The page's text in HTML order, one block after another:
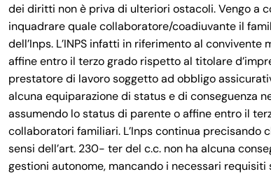
dei diritti non è priva di ulteriori ostacoli. Vengo a
inquadrare quale collaboratore/coadiuvante il
dell’Inps. L’INPS infatti in riferimento al
affine entro il terzo grado rispetto al titolare
prestatore di lavoro soggetto ad obbligo
alcuna equiparazione di status e di conseguenza
assumendo lo status di parente o affine entro il
collaboratori familiari. L’Inps continua precisando
sensi dell’art. 230- ter del c.c. non ha alcuna
gestioni autonome, mancando i necessari